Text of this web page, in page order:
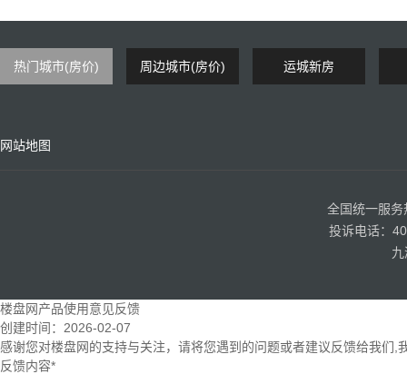
热门城市(房价) 周边城市(房价) 运城新房
网站地图
全国统一服
投诉电话：
楼盘网产品使用意见反馈
创建时间： 2026-02-07
感谢您对楼盘网的支持与关注，请将您遇到的问题或者建议反馈给我们,
反馈内容*